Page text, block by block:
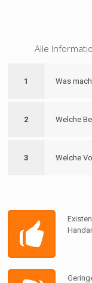
Alle
1 Was
2 Welche
3 Welche